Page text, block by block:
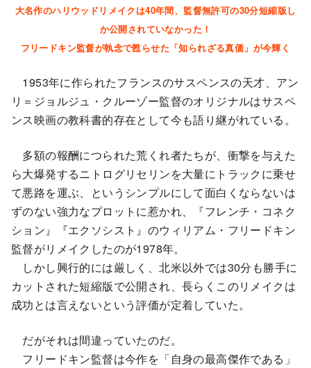
大名作のハリウッドリメイクは40年間、監督無許可の30分短縮版し
か公開されていなかった！
フリードキン監督が執念で甦らせた「知られざる真価」が今輝く
1953年に作られたフランスのサスペンスの天才、アン
リ＝ジョルジュ・クルーゾー監督のオリジナルはサスペ
ンス映画の教科書的存在として今も語り継がれている。
多額の報酬につられた荒くれ者たちが、衝撃を与えた
ら大爆発するニトログリセリンを大量にトラックに乗せ
て悪路を運ぶ、というシンプルにして面白くならないは
ずのない強力なプロットに惹かれ、『フレンチ・コネク
ション』『エクソシスト』のウィリアム・フリードキン
監督がリメイクしたのが1978年。
しかし興行的には厳しく、北米以外では30分も勝手に
カットされた短縮版で公開され、長らくこのリメイクは
成功とは言えないという評価が定着していた。
だがそれは間違っていたのだ。
フリードキン監督は今作を「自身の最高傑作である」